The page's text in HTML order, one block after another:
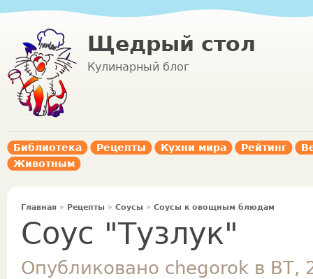
Щедрый стол
Кулинарный блог
Библиотека Рецепты Кухни мира Рейтинг
Животным
Главная » Рецепты » Соусы » Соусы к овощным блюдам
Соус "Тузлук"
Опубликовано chegorok в ВТ,